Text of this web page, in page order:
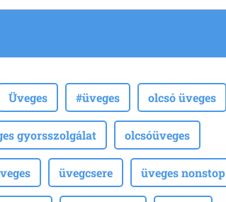
Üveges #üveges olcsó üveges
gyorsszolgálat olcsóüveges
üvegcsere üveges nonstop